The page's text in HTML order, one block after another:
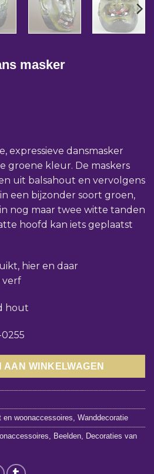
masker
expressieve dansmasker
groene kleur. De maskers
uit balsahout en vervolgens
een bijzonder soort groen,
nog maar twee witte tanden
hoofd kan iets geplaatst
hier en daar
verf
hout
AAN WINKELWAGEN
woonaccessoires Wanddecoratie
Beelden Decoraties van